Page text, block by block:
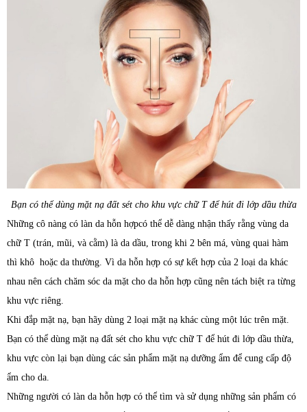
Bạn có thể dùng mặt nạ đất sét cho khu vực chữ T để hút đi lớp dầu thừa
Những cô nàng có làn da hỗn hợpcó thể dễ dàng nhận thấy rằng vùng da
chữ T (trán, mũi, và cằm) là da dầu, trong khi 2 bên má, vùng quai hàm
thì khô hoặc da thường. Vì da hỗn hợp có sự kết hợp của 2 loại da khác
nhau nên cách chăm sóc da mặt cho da hỗn hợp cũng nên tách biệt ra từng
khu vực riêng.
Khi đắp mặt nạ, bạn hãy dùng 2 loại mặt nạ khác cùng một lúc trên mặt.
Bạn có thể dùng mặt nạ đất sét cho khu vực chữ T để hút đi lớp dầu thừa,
khu vực còn lại bạn dùng các sản phẩm mặt nạ dưỡng ẩm để cung cấp độ
ẩm cho da.
Những người có làn da hỗn hợp có thể tìm và sử dụng những sản phẩm có